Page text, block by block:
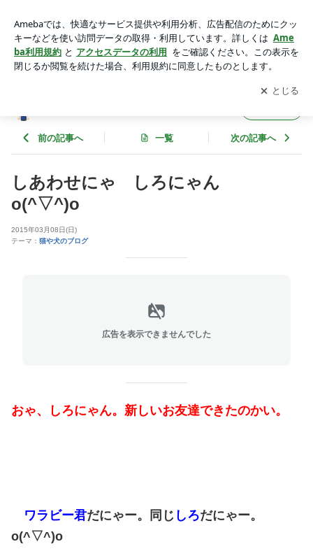
と楽しい山登り】
アプリをダウンロードして ブログの更新通知
を受け取りまし
ょう。
開く
前の記事へ 一覧 次の記事へ
しあわせにゃ しろにゃん
o(^▽^)o
2015年03月08日(日)
テーマ： 猫や犬のブログ
広告を表示できませんでした
おゃ、しろにゃん。新しいお友達できたのかい。
ワラビー君だにゃー。同じ しろだにゃー。
o(^▽^)o